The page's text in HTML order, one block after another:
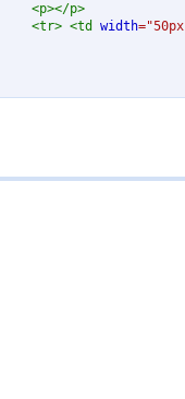
<p></p>
<tr> <td width="50px